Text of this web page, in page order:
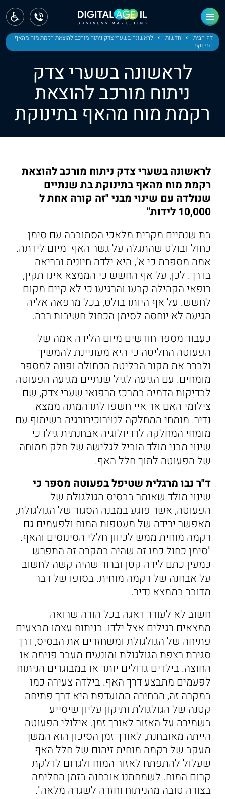
דף הבית חדשות
לראשונה בשערי צדק ניתוח מורכב להוצאת רקמת מוח מהאף
בתינוקת
לראשונה בשערי צדק
ניתוח מורכב להוצאת
רקמת מוח מהאף בתינוקת
לראשונה בשערי צדק ניתוח מורכב להוצאת
רקמת מוח מהאף בתינוקת בת שנתיים
שנולדה עם שינוי מבני "זה קורה אחת ל
10,000 לידות"
בת שנתיים מקרית מלאכי הסתובבה עם סימן
כחול ובולט שהתגלה על גשר האף מיום לידתה.
אמה מספרת כי א', היא ילדה חיונית ובריאה
בדרך. לכן, על אף החשש כי הממצא אינו תקין,
רופאי הקהילה קבעו והרגיעו כי לא קיים מקום
לחשש. על אף היותו בולט, בכל מרפאה אליה
הגיעה לא יוחסה לסימן הכחול חשיבות רבה.
כעבור מספר חודשים מיום הלידה אמה של
הפעוטה החליטה כי היא מעוניינת להמשיך
ולברר את מקור הבליטה הכחולה ופונה למספר
מומחים. עם הגיעה לגיל שנתיים מגיעה הפעוטה
לבדיקות הדמיה במרכז הרפואי שערי צדק, שם
צילומי האם אר איי חשפו לתדהמתה ממצא
נדיר. מומחי המחלקה לנוירוכירורגיה בשיתוף עם
מומחי המחלקה לרדיולוגיה אבחנתית גילו כי
שינוי מבני מולד הוביל לגלישה של חלק ממוחה
של הפעוטה לתוך חלל האף.
ד"ר נבו מרגלית שטיפל בפעוטה מספר כי
שינוי מולד שאותר בבסיס הגולגולת של
הפעוטה, אשר פוגע במבנה הסגור של הגולגולת,
מאפשר ירידה של מעטפות המוח ולפעמים גם
רקמה מוחית ממש לכיוון חללי הסינוסים והאף.
"סימן כחול כמו זה שהיה במקרה זה התפרש
כמעין כתם לידה קטן וברור שהיה קשה לחשוב
על אבחנה של רקמה מוחית. בסופו של דבר
מדובר בממצא נדיר.
חשוב לא לעורר דאגה בכל הורה שרואה
ממצאים רגילים אצל ילדו. בניתוח עצמו מבצעים
פתיחה של הגולגולת ומשחזרים את הבסיס, דרך
סגירת רצפת הגולגולת ומונעים מעבר פנימה או
החוצה. בילדים גדולים יותר או במבוגרים הניתוח
לפעמים מתבצע דרך האף. בילדה צעירה כמו
במקרה זה, הבחירה המועדפת היא דרך פתיחה
קטנה של הגולגולת ותיקון עליון שיסייע
בשמירה על האזור לאורך זמן. אילולי הפעוטה
הייתה מאובחנת, לאורך זמן הסיכון הוא המשך
מעקב של רקמה מוחית זיהום של חלל האף
שעלול להתפתח לאזור המוח ולגרום לדלקת
קרום המוח. לשמחתנו אובחנה בזמן החלימה
בצורה טובה מהניתוח וחזרה לשגרה מלאה".
ראשי
חדשות
מחוז חיפה
מחוז מרכז
תל אביב